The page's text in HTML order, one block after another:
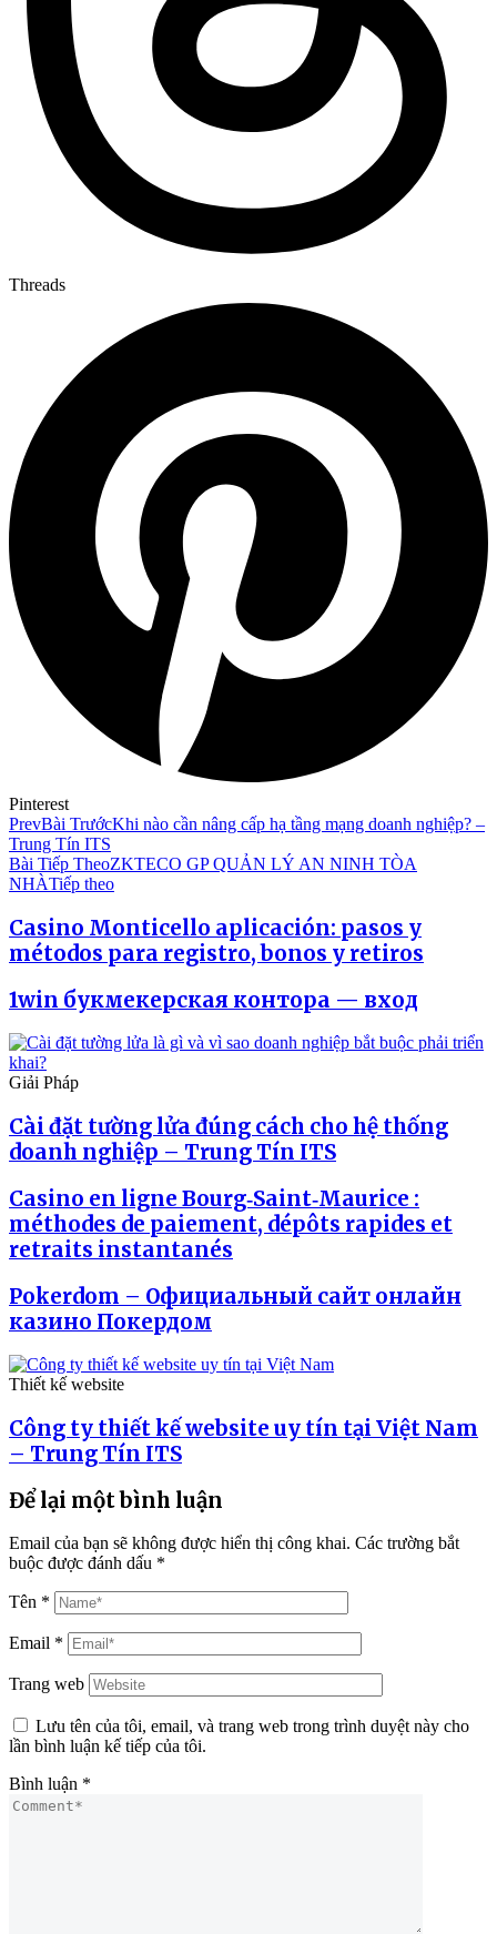
Threads
Pinterest
PrevBài TrướcKhi nào cần nâng cấp hạ tầng mạng doanh nghiệp? –
Trung Tín ITS
Bài Tiếp TheoZKTECO GP QUẢN LÝ AN NINH TÒA
NHÀTiếp theo
Casino Monticello aplicación: pasos y
métodos para registro, bonos y retiros
1win букмекерская контора — вход
Giải Pháp
Cài đặt tường lửa đúng cách cho hệ thống
doanh nghiệp – Trung Tín ITS
Casino en ligne Bourg‑Saint‑Maurice :
méthodes de paiement, dépôts rapides et
retraits instantanés
Pokerdom – Официальный сайт онлайн
казино Покердом
Thiết kế website
Công ty thiết kế website uy tín tại Việt Nam
– Trung Tín ITS
Để lại một bình luận
Email của bạn sẽ không được hiển thị công khai. Các trường bắt
buộc được đánh dấu *
Tên *
Email *
Trang web
Lưu tên của tôi, email, và trang web trong trình duyệt này cho
lần bình luận kế tiếp của tôi.
Bình luận *